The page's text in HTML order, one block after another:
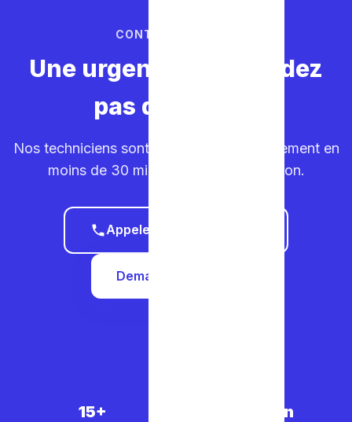
CONTACTEZ-NOUS
Une urgence ? Ne perdez
pas de temps.
Nos techniciens sont sur la route. Déplacement en
moins de 30 minutes dans votre région.
Appeler le 0465 68 51 58
Demander un devis
15+ 30 min